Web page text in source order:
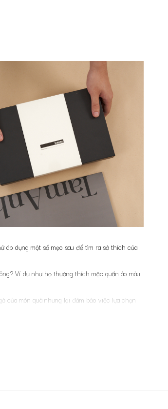
dụng một số mẹo sau để tìm ra sở thích của
Ví dụ như họ thường thích mặc quần áo màu
của món quà nhưng lại đảm bảo việc lựa chọn